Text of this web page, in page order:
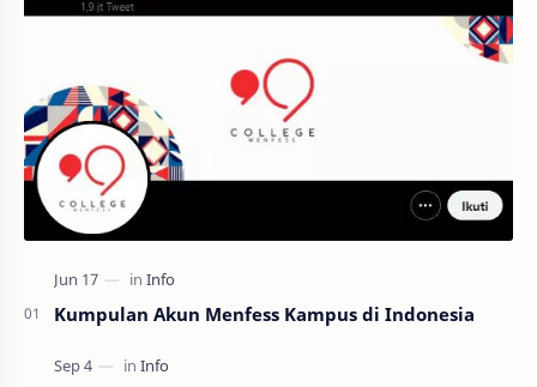
Kumpulan Akun Menfess Kampus di Indonesia